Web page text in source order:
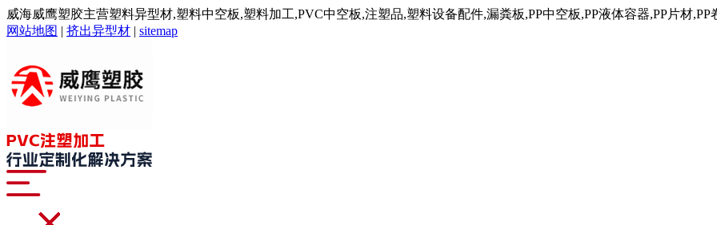
威海威鹰塑胶主营塑料异型材,塑料中空板,塑料加工,PVC中空板,注塑品,塑料设备配件,漏粪板,PP中空板,PP液体容器,PP片材
网站地图 | 挤出异型材 | sitemap